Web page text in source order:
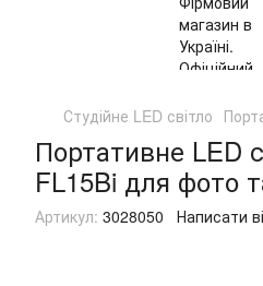
Студійне LED світло
Портативне LED
FL15Bi для фото
Артикул: 3028050 Написати